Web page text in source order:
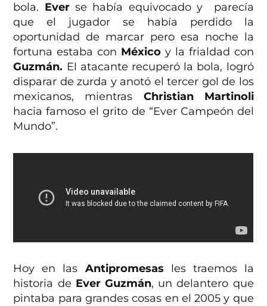
bola. Everse había equivocado y parecía
que el jugador se había perdido la
oportunidad de marcar pero esa noche la
fortuna estaba con México y la frialdad con
Guzmán. El atacante recuperó la bola, logró
disparar de zurda y anotó el tercer gol de los
mexicanos, mientras Christian Martinoli
hacia famoso el grito de “Ever Campeón del
Mundo”.
Hoy en las Antipromesas les traemos la
historia de Ever Guzmán, un delantero que
pintaba para grandes cosas en el 2005 y que